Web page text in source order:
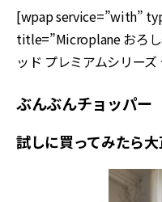
[wpap service=”with”
title=”Microplane おろ
ッド プレミアムシリー
ぶんぶんチョッパー
試しに買ってみたら大